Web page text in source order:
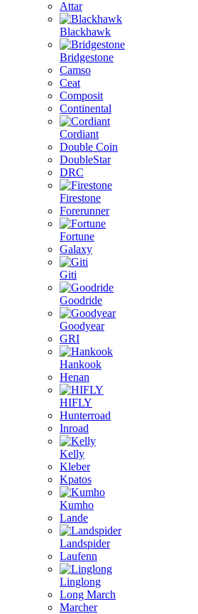
Attar
Blackhawk
Bridgestone
Camso
Ceat
Composit
Continental
Cordiant
Double Coin
DoubleStar
DRC
Firestone
Forerunner
Fortune
Galaxy
Giti
Goodride
Goodyear
GRI
Hankook
Henan
HIFLY
Hunterroad
Inroad
Kelly
Kleber
Kpatos
Kumho
Lande
Landspider
Laufenn
Linglong
Long March
Marcher